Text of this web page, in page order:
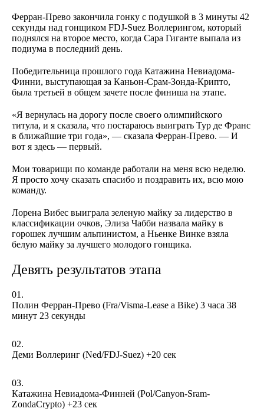
Ферран-Прево закончила гонку с подушкой в 3 минуты 42
секунды над гонщиком FDJ-Suez Воллерингом, который
поднялся на второе место, когда Сара Гиганте выпала из
подиума в последний день.
Победительница прошлого года Катажина Невиадома-
Финни, выступающая за Каньон-Срам-Зонда-Крипто,
была третьей в общем зачете после финиша на этапе.
«Я вернулась на дорогу после своего олимпийского
титула, и я сказала, что постараюсь выиграть Тур де Франс
в ближайшие три года», — сказала Ферран-Прево. — И
вот я здесь — первый.
Мои товарищи по команде работали на меня всю неделю.
Я просто хочу сказать спасибо и поздравить их, всю мою
команду.
Лорена Вибес выиграла зеленую майку за лидерство в
классификации очков, Элиза Чабби назвала майку в
горошек лучшим альпинистом, а Ньенке Винке взяла
белую майку за лучшего молодого гонщика.
Девять результатов этапа
Полин Ферран-Прево (Fra/Visma-Lease a Bike) 3 часа 38
минут 23 секунды
Деми Воллеринг (Ned/FDJ-Suez) +20 сек
Катажина Невиадома-Финней (Pol/Canyon-Sram-
ZondaCrypto) +23 сек